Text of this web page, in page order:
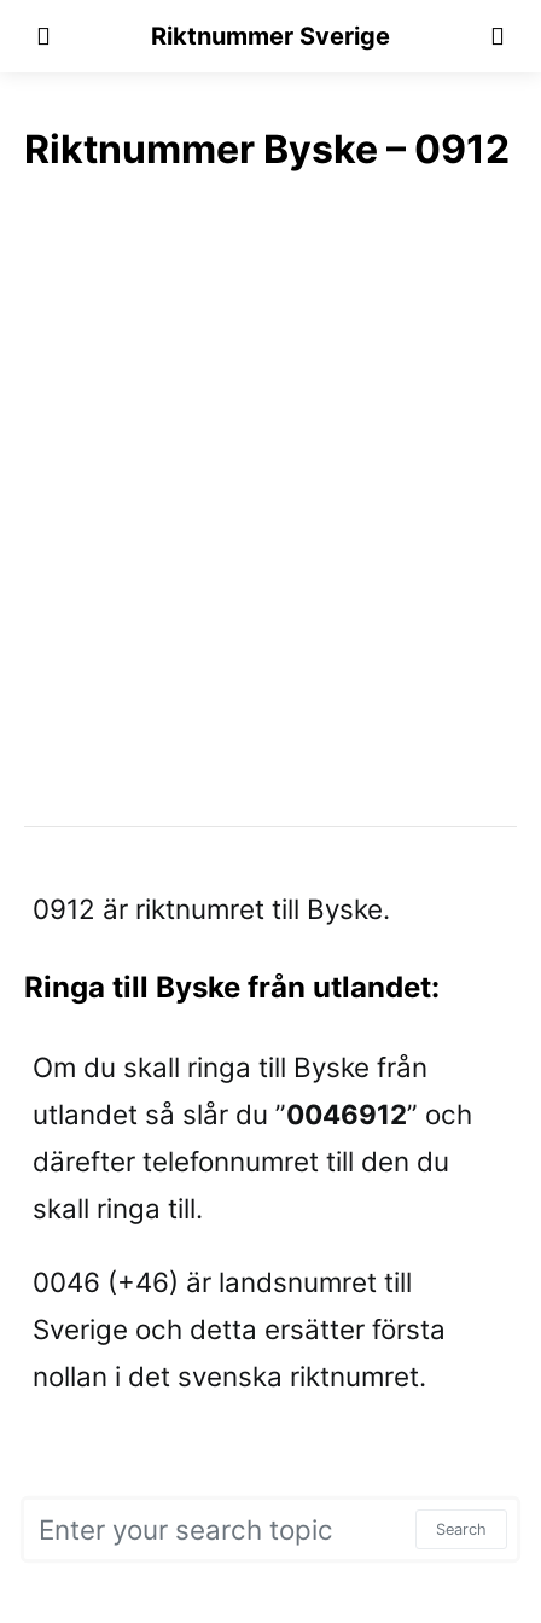
Riktnummer Sverige
Riktnummer Byske – 0912
0912 är riktnumret till Byske.
Ringa till Byske från utlandet:
Om du skall ringa till Byske från
utlandet så slår du ”0046912” och
därefter telefonnumret till den du
skall ringa till.
0046 (+46) är landsnumret till
Sverige och detta ersätter första
nollan i det svenska riktnumret.
Search